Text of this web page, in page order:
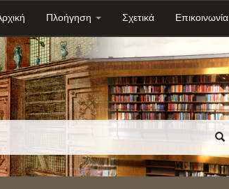
Πλοήγηση Σχετικά Επικοινωνία